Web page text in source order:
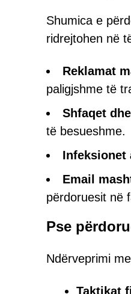
Shumica e
ridrejtohen në
Reklamat
paligjshme të
Shfaqet
të besueshme.
Infeksionet
Email
përdoruesit në
Pse
Ndërveprimi
Taktikat